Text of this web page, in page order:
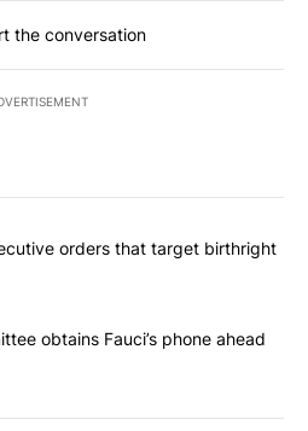
the conversation
most commented articles in the last
signs executive orders that
orders that target birthright
subcommittee obtains Fauci’s
obtains Fauci’s phone ahead